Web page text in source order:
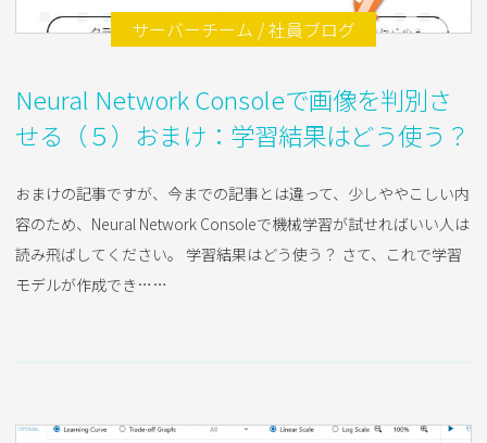
サーバーチーム / 社員ブログ
Neural Network Consoleで画像を判別さ
せる（５）おまけ：学習結果はどう使う？
おまけの記事ですが、今までの記事とは違って、少しややこしい内
容のため、Neural Network Consoleで機械学習が試せればいい人は
読み飛ばしてください。 学習結果はどう使う？ さて、これで学習
モデルが作成でき……